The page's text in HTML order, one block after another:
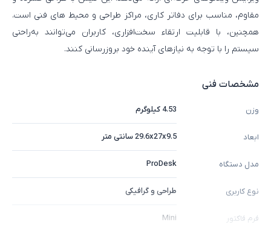
مقاوم، مناسب برای دفاتر کاری، مراکز طراحی و محیط‌ های فنی است.
همچنین، با قابلیت ارتقاء سخت‌افزاری، کاربران می‌توانند به‌راحتی
سیستم را با توجه به نیازهای آینده خود بروزرسانی کنند.
مشخصات فنی
وزن 4.53 کیلوگرم
ابعاد 29.6x27x9.5 سانتی متر
مدل دستگاه ProDesk
نوع کاربری طراحی و گرافیکی
فرم فاکتور Mini